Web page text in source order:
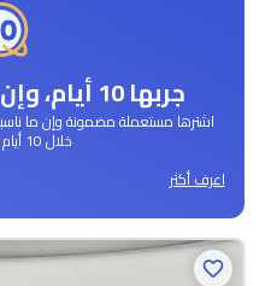
جربها 10 أيام، وإن ما جازتلك رجعها!
اشترها مستعملة مضمونة وإن ما
خلال 10 أيام بكل سهولة!
اعرف أكثر